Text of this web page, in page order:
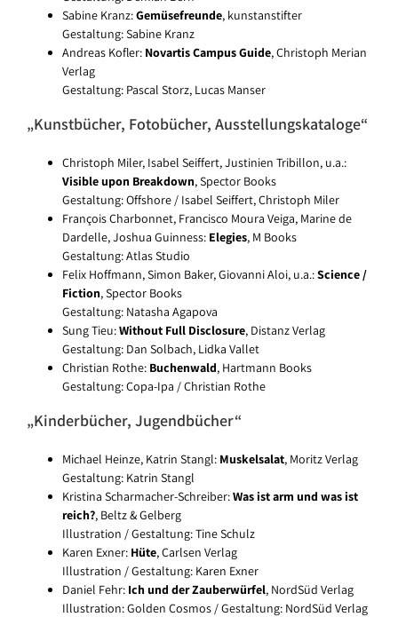
Sabine Kranz:Gemüsefreunde, kunstanstifter
Gestaltung: Sabine Kranz
Andreas Kofler: Novartis Campus Guide, Christoph Merian
Verlag
Gestaltung: Pascal Storz, Lucas Manser
„Kunstbücher, Fotobücher, Ausstellungskataloge“
Christoph Miler, Isabel Seiffert, Justinien Tribillon, u.a.:
Visible upon Breakdown, Spector Books
Gestaltung: Offshore / Isabel Seiffert, Christoph Miler
François Charbonnet, Francisco Moura Veiga, Marine de
Dardelle, Joshua Guinness: Elegies, M Books
Gestaltung: Atlas Studio
Felix Hoffmann, Simon Baker, Giovanni Aloi, u.a.:Science /
Fiction, Spector Books
Gestaltung: Natasha Agapova
Sung Tieu:Without Full Disclosure, Distanz Verlag
Gestaltung: Dan Solbach, Lidka Vallet
Christian Rothe: Buchenwald, Hartmann Books
Gestaltung: Copa-Ipa / Christian Rothe
„Kinderbücher, Jugendbücher“
Michael Heinze, Katrin Stangl: Muskelsalat, Moritz Verlag
Gestaltung: Katrin Stangl
Kristina Scharmacher-Schreiber:Was ist arm und was ist
reich?, Beltz & Gelberg
Illustration / Gestaltung: Tine Schulz
Karen Exner: Hüte, Carlsen Verlag
Illustration / Gestaltung: Karen Exner
Daniel Fehr: Ich und der Zauberwürfel, NordSüd Verlag
Illustration: Golden Cosmos / Gestaltung: NordSüd Verlag